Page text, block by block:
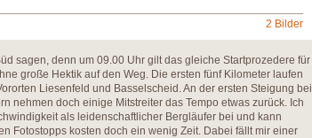
2 Bilder
sagen, denn um 09.00 Uhr gilt das gleiche Startprozedere für
große Hektik auf den Weg. Die ersten fünf Kilometer laufen
Liesenfeld und Basselscheid. An der ersten Steigung bei
nehmen doch einige Mitstreiter das Tempo etwas zurück. Ich
als leidenschaftlicher Bergläufer bei und kann
Fotostopps kosten doch ein wenig Zeit. Dabei fällt mir einer